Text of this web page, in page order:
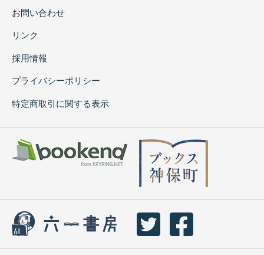
お問い合わせ
リンク
採用情報
プライバシーポリシー
特定商取引に関する表示